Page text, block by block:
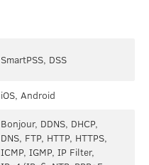
SmartPSS, DSS
iOS, Android
Bonjour, DDNS, DHCP,
DNS, FTP, HTTP, HTTPS,
ICMP, IGMP, IP Filter,